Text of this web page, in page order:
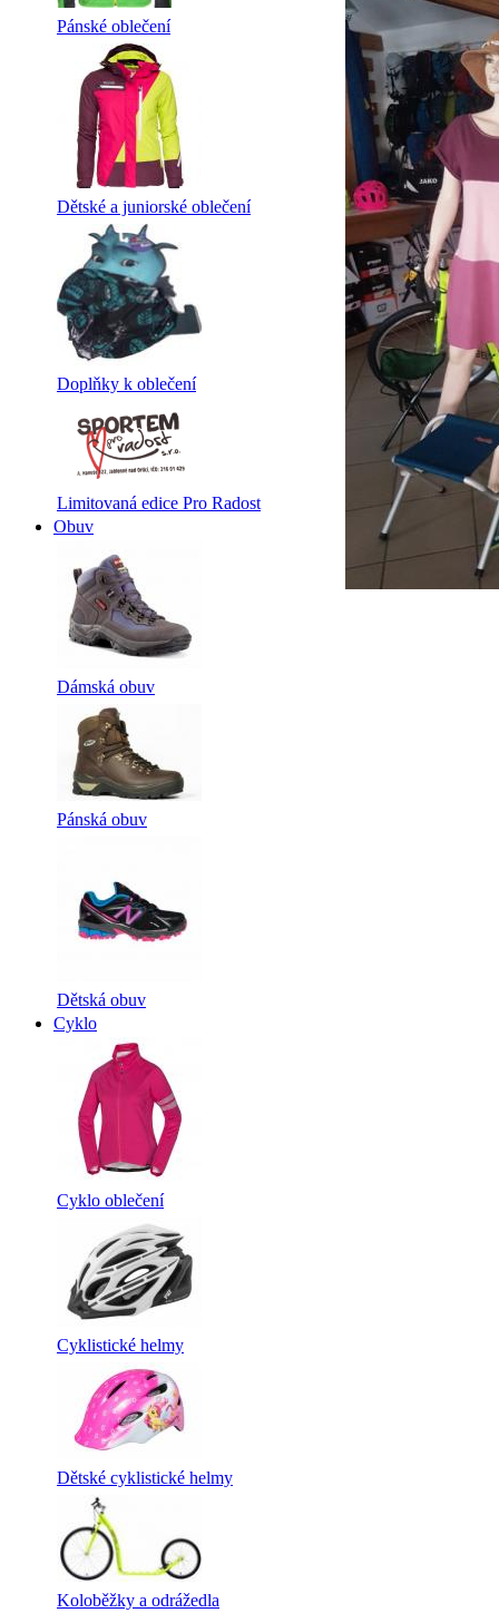
Pánské oblečení
Dětské a juniorské oblečení
Doplňky k oblečení
Limitovaná edice Pro Radost
Obuv
Dámská obuv
Pánská obuv
Dětská obuv
Cyklo
Cyklo oblečení
Cyklistické helmy
Dětské cyklistické helmy
Koloběžky a odrážedla